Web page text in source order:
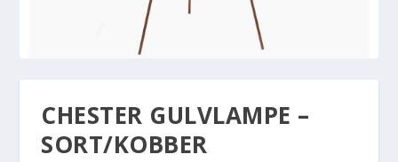
CHESTER GULVLAMPE –
SORT/KOBBER